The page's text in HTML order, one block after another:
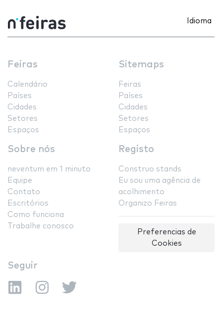
Idioma
Feiras
Calendário
Países
Cidades
Setores
Espaços
Sitemaps
Feiras
Países
Cidades
Setores
Espaços
Sobre nós
neventum em 1 minuto
Equipe
Contato
Escritórios
Como funciona
Trabalhe conosco
Registo
Construo stands
Eu sou uma agência de
acolhimento
Organizo Feiras
Preferencias de
Cookies
Seguir